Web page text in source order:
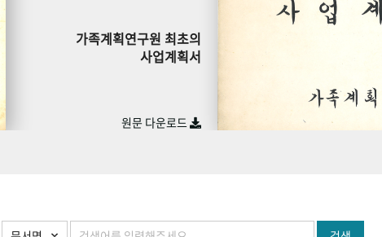
가족계획연구원 최초의
사업계획서
원문 다운로드